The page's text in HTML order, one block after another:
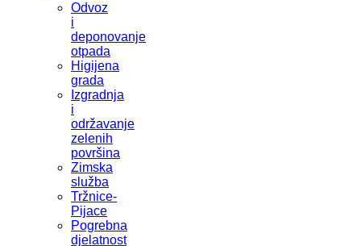
Odvoz
i
deponovanje
otpada
Higijena
grada
Izgradnja
i
održavanje
zelenih
površina
Zimska
služba
Tržnice-
Pijace
Pogrebna
djelatnost